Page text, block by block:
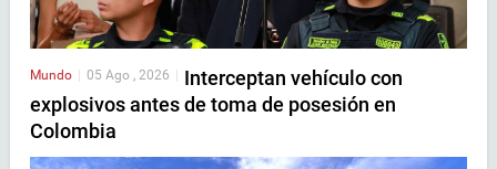
Mundo 05 Ago , 2026
Interceptan vehículo con
explosivos antes de toma de posesión en
Colombia